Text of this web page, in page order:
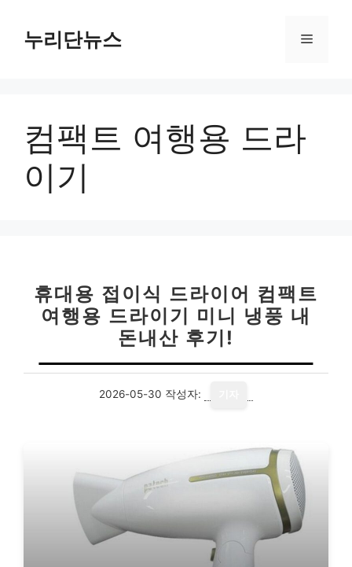
누리단뉴스 메
컴팩트 여행용 드라
이기
휴대용 접이식 드라이어 컴팩트
여행용 드라이기 미니 냉풍 내
돈내산 후기!
2026-05-30 작성자: